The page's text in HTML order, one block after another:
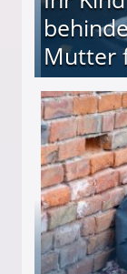
Mutter
Mutter